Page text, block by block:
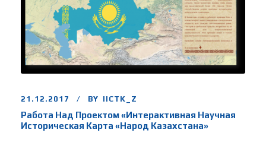
21.12.2017 BY IICTK_Z
Работа Над Проектом «Интерактивная Научная
Историческая Карта «Народ Казахстана»